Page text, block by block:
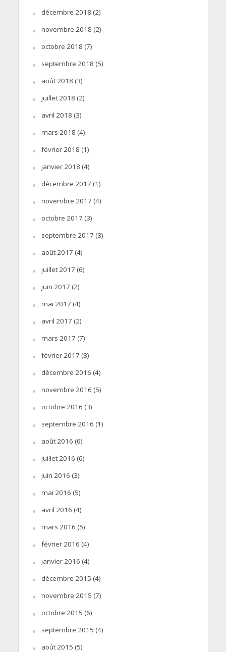
décembre 2018 (2)
novembre 2018 (2)
octobre 2018 (7)
septembre 2018 (5)
août 2018 (3)
juillet 2018 (2)
avril 2018 (3)
mars 2018 (4)
février 2018 (1)
janvier 2018 (4)
décembre 2017 (1)
novembre 2017 (4)
octobre 2017 (3)
septembre 2017 (3)
août 2017 (4)
juillet 2017 (6)
juin 2017 (2)
mai 2017 (4)
avril 2017 (2)
mars 2017 (7)
février 2017 (3)
décembre 2016 (4)
novembre 2016 (5)
octobre 2016 (3)
septembre 2016 (1)
août 2016 (6)
juillet 2016 (6)
juin 2016 (3)
mai 2016 (5)
avril 2016 (4)
mars 2016 (5)
février 2016 (4)
janvier 2016 (4)
décembre 2015 (4)
novembre 2015 (7)
octobre 2015 (6)
septembre 2015 (4)
août 2015 (5)